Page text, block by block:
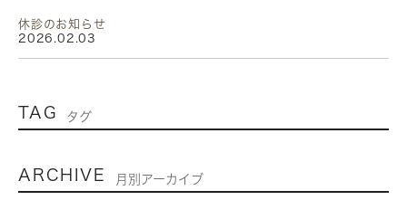
休診のお知らせ
2026.02.03
TAG タグ
ARCHIVE 月別アーカイブ